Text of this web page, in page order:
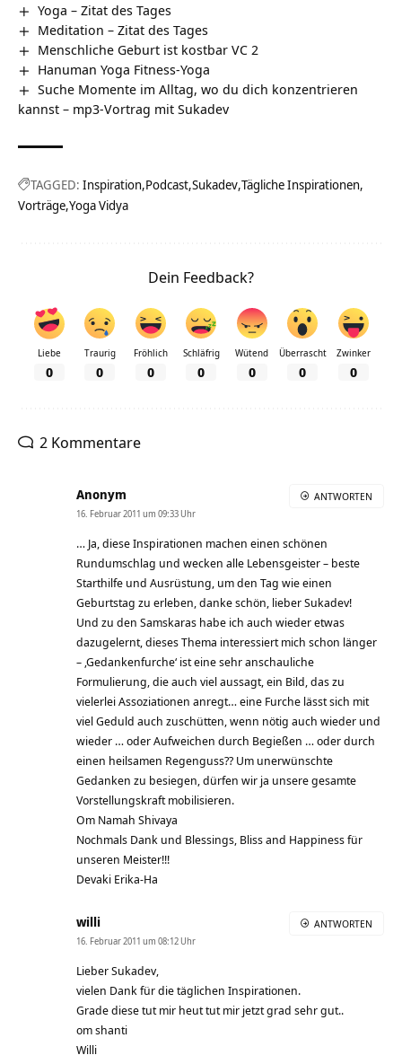
Yoga – Zitat des Tages
Meditation – Zitat des Tages
Menschliche Geburt ist kostbar VC 2
Hanuman Yoga Fitness-Yoga
Suche Momente im Alltag, wo du dich konzentrieren
kannst – mp3-Vortrag mit Sukadev
TAGGED: Inspiration Podcast Sukadev Tägliche Inspirationen
Vorträge Yoga Vidya
Dein Feedback?
Liebe
0
Traurig
0
Fröhlich
0
Schläfrig
0
Wütend
0
Überrascht
0
Zwinker
0
2 Kommentare
Anonym
16. Februar 2011 um 09:33 Uhr
… Ja, diese Inspirationen machen einen schönen
Rundumschlag und wecken alle Lebensgeister – beste
Starthilfe und Ausrüstung, um den Tag wie einen
Geburtstag zu erleben, danke schön, lieber Sukadev!
Und zu den Samskaras habe ich auch wieder etwas
dazugelernt, dieses Thema interessiert mich schon länger
– ‚Gedankenfurche‘ ist eine sehr anschauliche
Formulierung, die auch viel aussagt, ein Bild, das zu
vielerlei Assoziationen anregt… eine Furche lässt sich mit
viel Geduld auch zuschütten, wenn nötig auch wieder und
wieder … oder Aufweichen durch Begießen … oder durch
einen heilsamen Regenguss?? Um unerwünschte
Gedanken zu besiegen, dürfen wir ja unsere gesamte
Vorstellungskraft mobilisieren.
Om Namah Shivaya
Nochmals Dank und Blessings, Bliss and Happiness für
unseren Meister!!!
Devaki Erika-Ha
ANTWORTEN
willi
16. Februar 2011 um 08:12 Uhr
Lieber Sukadev,
vielen Dank für die täglichen Inspirationen.
Grade diese tut mir heut tut mir jetzt grad sehr gut..
om shanti
Willi
ANTWORTEN